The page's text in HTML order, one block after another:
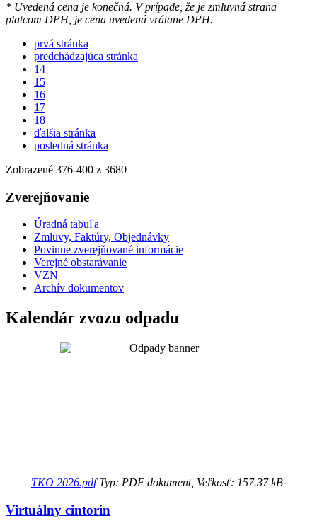
* Uvedená cena je konečná. V prípade, že je zmluvná strana
platcom DPH, je cena uvedená vrátane DPH.
prvá stránka
predchádzajúca stránka
14
15
16
17
18
ďalšia stránka
posledná stránka
Zobrazené 376-400 z 3680
Zverejňovanie
Úradná tabuľa
Zmluvy, Faktúry, Objednávky
Povinne zverejňované informácie
Verejné obstarávanie
VZN
Archív dokumentov
Kalendár zvozu odpadu
TKO 2026.pdfTyp: PDF dokument, Veľkosť: 157.37 kB
Virtuálny cintorín